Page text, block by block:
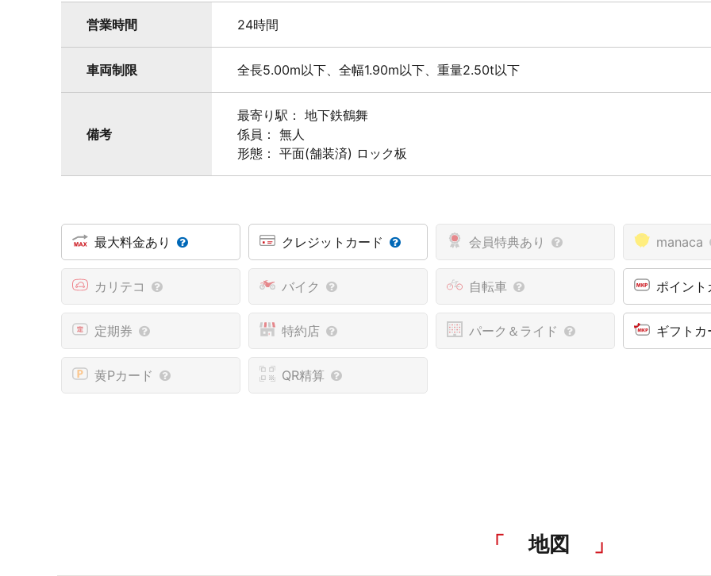
営業時間 24時間
車両制限 全長5.00m以下、全幅1.90m以下、重量2.50t以下
備考
最寄り駅： 地下鉄鶴舞
係員： 無人
形態： 平面(舗装済) ロック板
最大料金あり クレジットカード 会員特典あり manaca
カリテコ バイク 自転車 ポイン
定期券 特約店 パーク＆ライド ギフト
黄Pカード QR精算
地図